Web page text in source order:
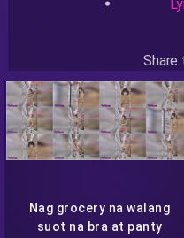
Share
Facebook
Nag grocery na walang
suot na bra at panty